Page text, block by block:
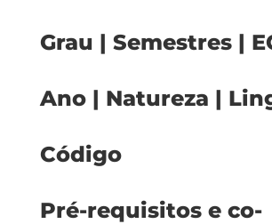
Grau | Semestres |
Ano | Natureza |
Código
Pré-requisitos e co-